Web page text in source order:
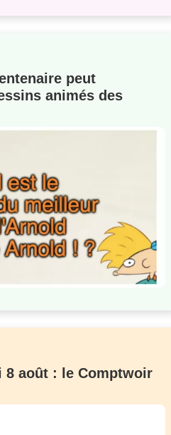
peut
animés des
8 août : le Comptwoir